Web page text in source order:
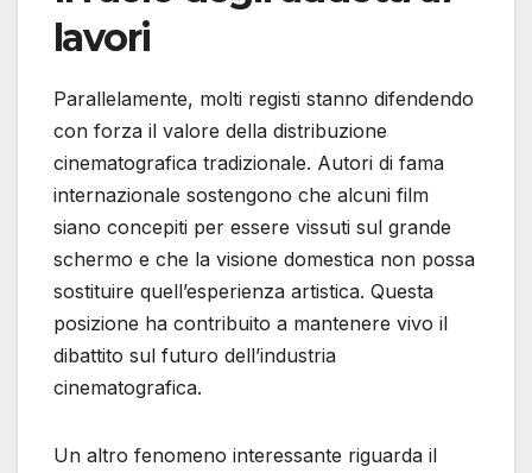
lavori
Parallelamente, molti registi stanno difendendo
con forza il valore della distribuzione
cinematografica tradizionale. Autori di fama
internazionale sostengono che alcuni film
siano concepiti per essere vissuti sul grande
schermo e che la visione domestica non possa
sostituire quell’esperienza artistica. Questa
posizione ha contribuito a mantenere vivo il
dibattito sul futuro dell’industria
cinematografica.
Un altro fenomeno interessante riguarda il